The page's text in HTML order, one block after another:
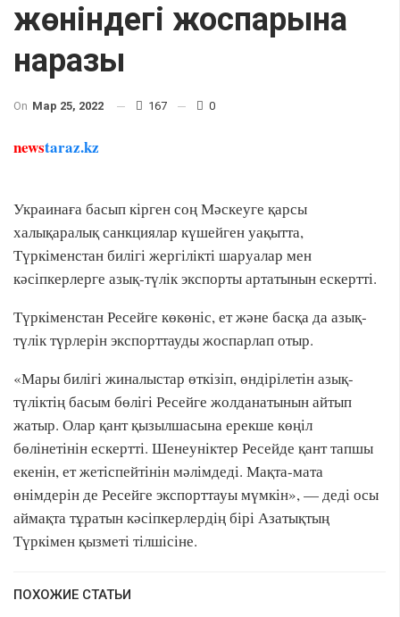
жөніндегі жоспарына
наразы
On Мар 25, 2022 167 0
newstaraz.kz
Украинаға басып кірген соң Мәскеуге қарсы
халықаралық санкциялар күшейген уақытта,
Түркіменстан билігі жергілікті шаруалар мен
кәсіпкерлерге азық-түлік экспорты артатынын ескертті.
Түркіменстан Ресейге көкөніс, ет және басқа да азық-
түлік түрлерін экспорттауды жоспарлап отыр.
«Мары билігі жиналыстар өткізіп, өндірілетін азық-
түліктің басым бөлігі Ресейге жолданатынын айтып
жатыр. Олар қант қызылшасына ерекше көңіл
бөлінетінін ескертті. Шенеуніктер Ресейде қант тапшы
екенін, ет жетіспейтінін мәлімдеді. Мақта-мата
өнімдерін де Ресейге экспорттауы мүмкін», — деді осы
аймақта тұратын кәсіпкерлердің бірі Азатықтың
Түркімен қызметі тілшісіне.
ПОХОЖИЕ СТАТЬИ